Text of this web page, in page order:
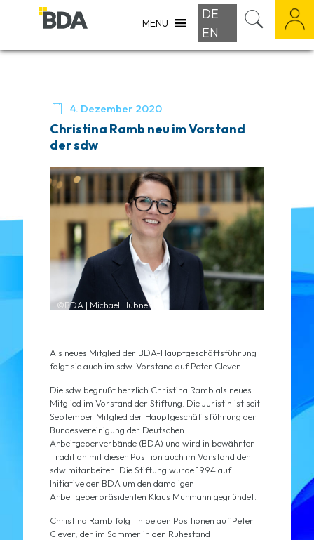
MENU
DE
EN
 4. Dezember 2020
Christina Ramb neu im Vorstand
der sdw
©BDA | Michael Hübner
Als neues Mitglied der BDA-Hauptgeschäftsführung
folgt sie auch im sdw-Vorstand auf Peter Clever.
Die sdw begrüßt herzlich Christina Ramb als neues
Mitglied im Vorstand der Stiftung. Die Juristin ist seit
September Mitglied der Hauptgeschäftsführung der
Bundesvereinigung der Deutschen
Arbeitgeberverbände (BDA) und wird in bewährter
Tradition mit dieser Position auch im Vorstand der
sdw mitarbeiten. Die Stiftung wurde 1994 auf
Initiative der BDA um den damaligen
Arbeitgeberpräsidenten Klaus Murmann gegründet.
Christina Ramb folgt in beiden Positionen auf Peter
Clever, der im Sommer in den Ruhestand